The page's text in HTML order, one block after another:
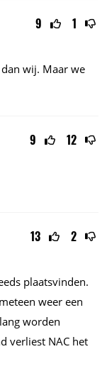
9 1
wij. Maar we
9 12
13 2
plaatsvinden.
weer een
worden
verliest NAC het